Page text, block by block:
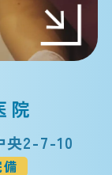
央2-7-10